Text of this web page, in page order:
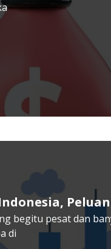
begitu pesat dan
di